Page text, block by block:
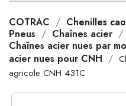
COTRAC
Chenilles
Pneus
Chaînes acier
Chaînes acier nues par
acier nues pour CNH
agricole CNH 431C